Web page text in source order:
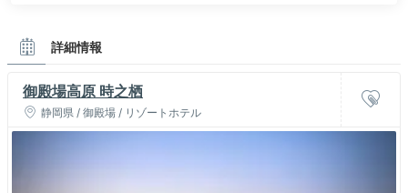
詳細情報
御殿場高原 時之栖
静岡県 / 御殿場 / リゾートホテル